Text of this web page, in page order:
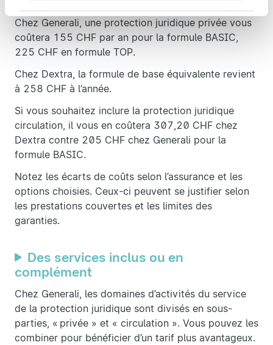
Chez Generali, une protection juridique privée vous
coûtera 155 CHF par an pour la formule BASIC,
225 CHF en formule TOP.
Chez Dextra, la formule de base équivalente revient
à 258 CHF à l’année.
Si vous souhaitez inclure la protection juridique
circulation, il vous en coûtera 307,20 CHF chez
Dextra contre 205 CHF chez Generali pour la
formule BASIC.
Notez les écarts de coûts selon l’assurance et les
options choisies. Ceux-ci peuvent se justifier selon
les prestations couvertes et les limites des
garanties.
Des services inclus ou en
complément
Chez Generali, les domaines d’activités du service
de la protection juridique sont divisés en sous-
parties, « privée » et « circulation ». Vous pouvez les
combiner pour bénéficier d’un tarif plus avantageux.